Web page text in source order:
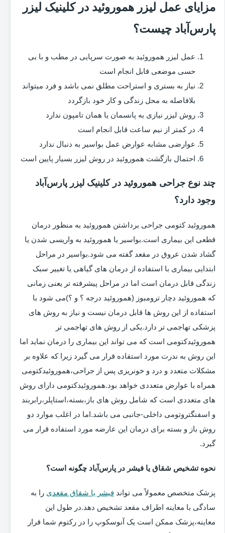
مزایای عمل لیزر هموروئید در کلینیک لیزر
پارس‌آباد چیست؟
عمل لیزر هموروئید به صورت سرپایی در مطب و با بی
حسی موضعی قابل انجام است
نیاز به بستری و استراحت مطلق نمی باشد و فرد میتواند
بلافاصله به محل زندگی و کار خود بازگردد
روش لیزر نیازی به پانسمان یا همان تامپون ندارد
در کمتر از نیم ساعت قابل انجام است
عوارضی مشابه عوارض عمل بواسیر به دنبال ندارد
احتمال بازگشت هموروئید در روش لیزر بسیار پایین است
چند نوع جراحی هموروئید در کلینیک لیزر پارس‌آباد
وجود دارد؟
هموروئید کتومی جراحی برداشتن هموروئید به منظور درمان
قطعی این بیماری است.بواسیر یا هموروئید به واریسی شدن یا
گشاد شدن عروق در مقعد گفته می شود.بواسیر در مراحل
ابتدایی بیماری با استفاده از درمان های گیاهی یا تغییر سبک
زندگی قابل درمان است اما در مراحل پیشرفته تر یعنی زمانی
که هموروئید دچار ترومبوز (هموروئید درجه ؟ و ؟)می شود با
استفاده از این روش ها قابل درمان نیست و نیاز به روش های
پزشکی تهاجمی تر دارد.یکی از روش های تهاجمی تر
هموروئیدکتومی است که می تواند این بیماری را درمان نماید اما
این روش به ندرت مورد استفاده قرار می گیرد زیرا که علاوه بر
مشکلات متعدد و درد و خونریزی پس از جراحی،هموروئیدکتومی
همراه با عوارض متعددی خواهد بود.هموروئیدکتومی دارای روش
های متعددی است که شامل روش های باز،بسته،استاپلر،رابربند
و اسفنگتروتومی داخلی-جانبی می باشد.اما در اغلب موارد دو
روش باز و بسته برای درمان این عارضه مورد استفاده قرار می
گیرد.
نحوه تشخیص شقاق یا فیشر در پارس‌آباد چگونه است؟
پزشک متخصص معمولاً می تواند فیشر یا شقاق مقعدی را به
سادگی با معاینه اطراف مقعد تشخیص دهد.در طول این
معاینه،پزشک ممکن است یک آنوسکوپ را در رکتوم شما قرار